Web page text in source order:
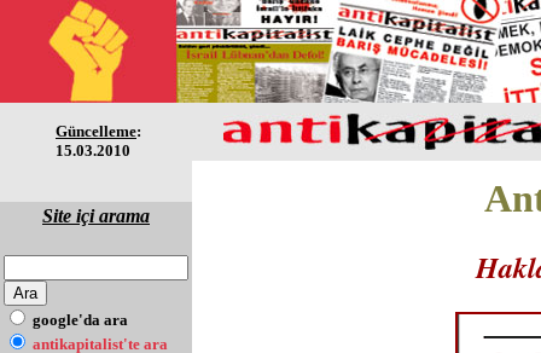
Güncelleme:
15.03.2010
Site içi arama
google'da ara
antikapitalist'te ara